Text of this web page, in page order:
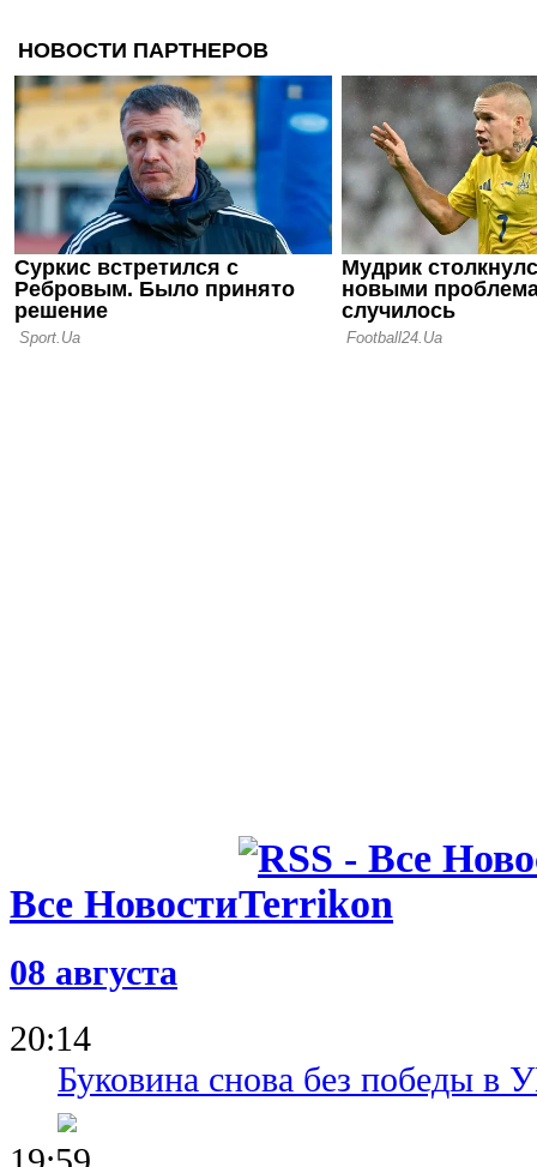
16.07.26 18:11
Сергей
нас в
12.07.26 12:31
Ротань:
слабое
последних
Все Новости
08 августа
20:14
Буковина снова без победы